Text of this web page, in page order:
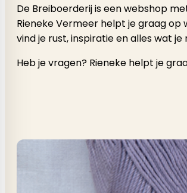
De Breiboerderij is een webshop
Rieneke Vermeer helpt je graag op
vind je rust, inspiratie en alles wat
Heb je vragen? Rieneke helpt je